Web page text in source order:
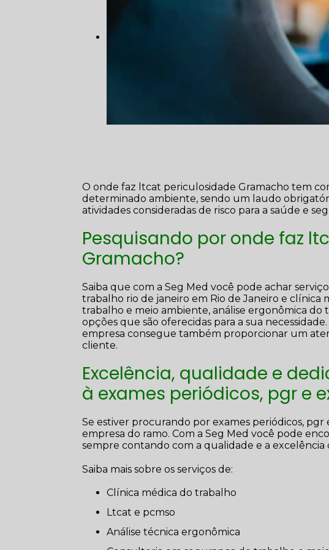
O onde faz ltcat periculosidade Gramacho tem
determinado ambiente, sendo um laudo
atividades consideradas de risco para a saúde e
Pesquisando por onde faz
Gramacho?
Saiba que com a Seg Med você pode achar
trabalho rio de janeiro em Rio de Janeiro e
trabalho e meio ambiente, análise ergonômica
opções que são oferecidas para a sua
empresa consegue também proporcionar um
cliente.
Excelência, qualidade e
à exames periódicos, pgr e
Se estiver procurando por exames periódicos,
empresa do ramo. Com a Seg Med você pode
sempre contando com a qualidade e a excelência
Saiba mais sobre os serviços de:
clínica médica do trabalho
ltcat e pcmso
análise técnica ergonômica